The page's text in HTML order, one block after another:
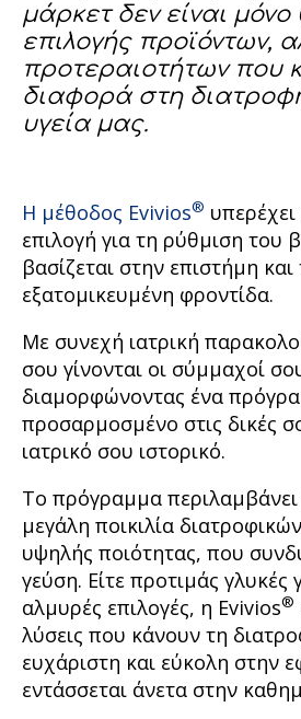
μάρκετ δεν είναι
επιλογής προϊόντων,
προτεραιοτήτων που
διαφορά στη
υγεία μας.
Η μέθοδος Evivios®
επιλογή για τη ρύθμιση του
βασίζεται στην επιστήμη και
εξατομικευμένη φροντίδα.
Με συνεχή ιατρική
σου γίνονται οι σύμμαχοί
διαμορφώνοντας ένα
προσαρμοσμένο στις δικές
ιατρικό σου ιστορικό.
Το πρόγραμμα περιλαμβάνει
μεγάλη ποικιλία διατροφικών
υψηλής ποιότητας, που
γεύση. Είτε προτιμάς γλυκές
αλμυρές επιλογές, η Evivios®
λύσεις που κάνουν τη
ευχάριστη και εύκολη στην
εντάσσεται άνετα στην